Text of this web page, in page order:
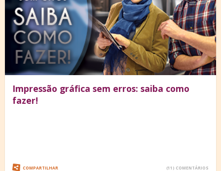
Impressão gráfica sem erros: saiba como
fazer!
COMPARTILHAR (11) COMENTÁRIOS